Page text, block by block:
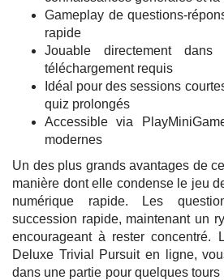
Gameplay de questions-
rapide
Jouable directement
téléchargement requis
Idéal pour des sessions
quiz prolongés
Accessible via
modernes
Un des plus grands avantages de
manière dont elle condense le jeu
numérique rapide. Les
succession rapide, maintenant un
encourageant à rester concentré.
Deluxe Trivial Pursuit en ligne,
dans une partie pour quelques